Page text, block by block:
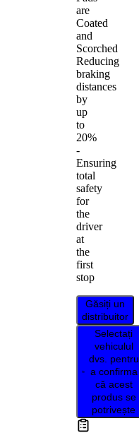
are
Coated
and
Scorched
Reducing
braking
distances
by
up
to
20%
-
Ensuring
total
safety
for
the
driver
at
the
first
stop
Găsiți un
distribuitor
Selectați
vehiculul
dvs. pentru
a confirma
că acest
produs se
potrivește